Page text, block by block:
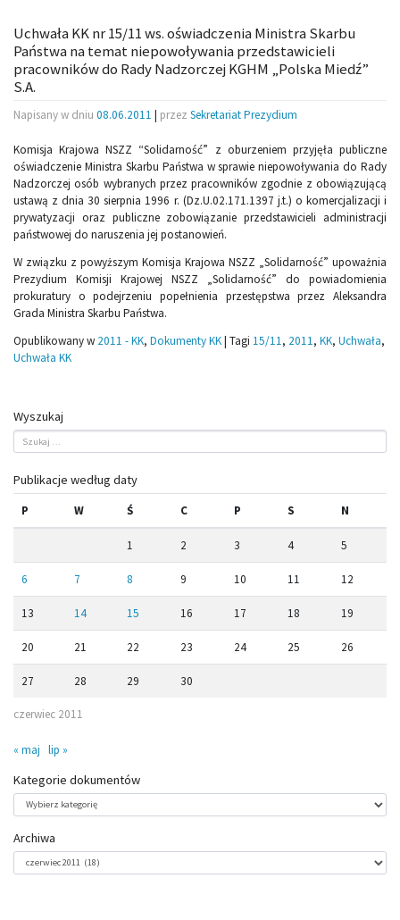
Uchwała KK nr 15/11 ws. oświadczenia Ministra Skarbu
Państwa na temat niepowoływania przedstawicieli
pracowników do Rady Nadzorczej KGHM „Polska Miedź”
S.A.
Napisany w dniu 08.06.2011 | przez Sekretariat Prezydium
Komisja Krajowa NSZZ “Solidarność” z oburzeniem przyjęła publiczne
oświadczenie Ministra Skarbu Państwa w sprawie niepowoływania do Rady
Nadzorczej osób wybranych przez pracowników zgodnie z obowiązującą
ustawą z dnia 30 sierpnia 1996 r. (Dz.U.02.171.1397 j.t.) o komercjalizacji i
prywatyzacji oraz publiczne zobowiązanie przedstawicieli administracji
państwowej do naruszenia jej postanowień.
W związku z powyższym Komisja Krajowa NSZZ „Solidarność” upoważnia
Prezydium Komisji Krajowej NSZZ „Solidarność” do powiadomienia
prokuratury o podejrzeniu popełnienia przestępstwa przez Aleksandra
Grada Ministra Skarbu Państwa.
Opublikowany w 2011 - KK, Dokumenty KK| Tagi 15/11, 2011, KK, Uchwała,
Uchwała KK
Wyszukaj
Publikacje według daty
czerwiec 2011
P W Ś C P S N
1 2 3 4 5
6 7 8 9 10 11 12
13 14 15 16 17 18 19
20 21 22 23 24 25 26
27 28 29 30
« maj lip »
Kategorie dokumentów
Kategorie
dokumentów
Archiwa
Archiwa